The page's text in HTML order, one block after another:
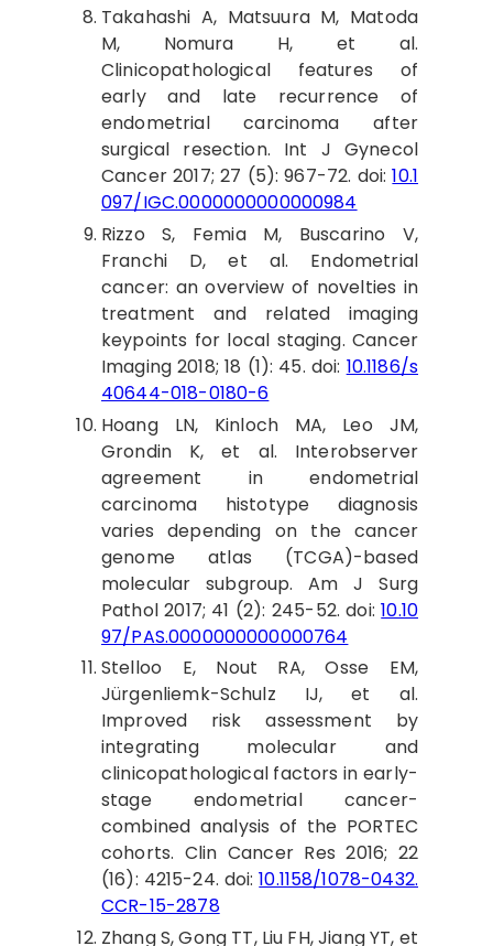
Takahashi A, Matsuura M, Matoda
M, Nomura H, et al.
Clinicopathological features of
early and late recurrence of
endometrial carcinoma after
surgical resection. Int J Gynecol
Cancer 2017; 27 (5): 967-72. doi:10.1
097/IGC.0000000000000984
Rizzo S, Femia M, Buscarino V,
Franchi D, et al. Endometrial
cancer: an overview of novelties in
treatment and related imaging
keypoints for local staging. Cancer
Imaging 2018; 18 (1): 45. doi: 10.1186/s
40644-018-0180-6
HoangLN, Kinloch MA, Leo JM,
Grondin K, et al. Interobserver
agreement in endometrial
carcinoma histotype diagnosis
varies depending on the cancer
genome atlas (TCGA)-based
molecular subgroup. Am J Surg
Pathol 2017; 41 (2): 245-52. doi:10.10
97/PAS.0000000000000764
Stelloo E, Nout RA, Osse EM,
Jürgenliemk-Schulz IJ, et al.
Improved risk assessment by
integrating molecular and
clinicopathological factors in early-
stage endometrial cancer-
combined analysis of the PORTEC
cohorts. Clin Cancer Res 2016; 22
(16): 4215-24. doi:10.1158/1078-0432.
CCR-15-2878
ZhangS, Gong TT, Liu FH, Jiang YT, et